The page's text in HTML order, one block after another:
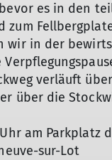
es in den
zum
wir in der
verläuft
über die
am Parkplatz
sur-Lot